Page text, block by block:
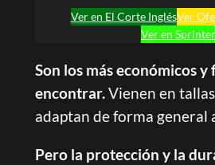
Ver en El Corte InglésVer
Ver en Sprinter
Son los más económicos y
encontrar.Vienen en
adaptan de forma general
Pero la protección y la